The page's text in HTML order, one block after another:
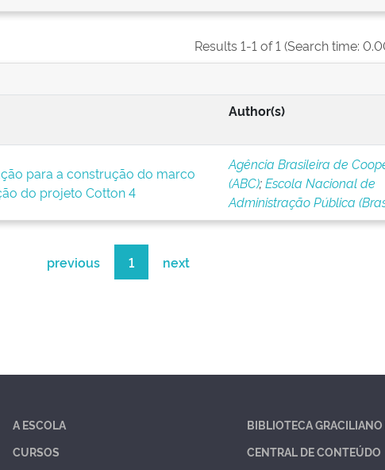
Results 1-1 of 1 (Search time:
Author(s)
para a construção do marco
do projeto Cotton 4
Agência Brasileira de
(ABC);Escola Nacional de
Administração Pública
previous 1 next
A ESCOLA
CURSOS
BIBLIOTECA GRACILIANO
CENTRAL DE CONTEÚDO